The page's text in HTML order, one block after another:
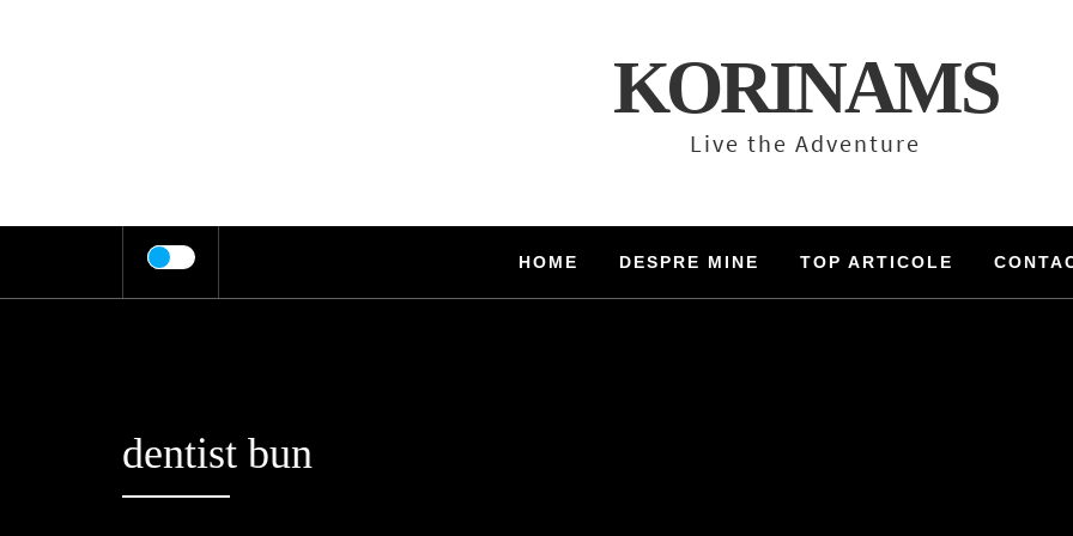
KORINAMS
Live the Adventure
HOME DESPRE MINE TOP ARTICOLE
dentist bun